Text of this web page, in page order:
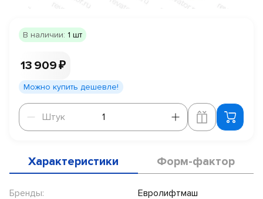
В наличии: 1 шт
13 909 ₽
Можно купить дешевле!
Штук
Штук
Характеристики Форм-фактор
Бренды:
Евролифтмаш